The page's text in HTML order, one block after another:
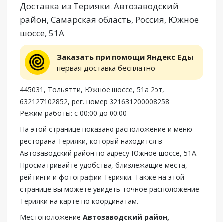
Доставка из Терияки, Автозаводский
район, Самарская область, Россия, Южное
шоссе, 51А
Заказать при помощи Яндекс Еды
первая доставка бесплатно
445031, Тольятти, Южное шоссе, 51а 2эт,
632127102852, рег. номер 321631200008258
Режим работы: с 00:00 до 00:00
На этой странице показано расположение и меню
ресторана Терияки, который находится в
Автозаводский район по адресу Южное шоссе, 51А.
Просматривайте удобства, близлежащие места,
рейтинги и фотографии Терияки. Также на этой
странице вы можете увидеть точное расположение
Терияки на карте по координатам.
Местоположение Автозаводский район,